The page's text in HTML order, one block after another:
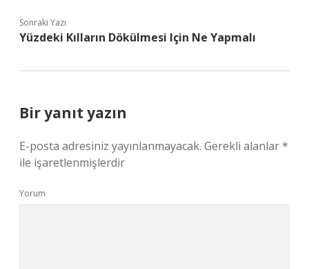
Sonraki Yazı
Yüzdeki Kılların Dökülmesi Için Ne Yapmalı
Bir yanıt yazın
E-posta adresiniz yayınlanmayacak. Gerekli alanlar*
ile işaretlenmişlerdir
Yorum